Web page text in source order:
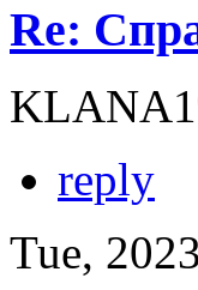
Re:
reply
Tue,